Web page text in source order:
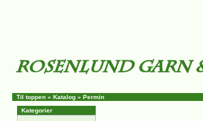
Til toppen » Katalog » Permin
Kategorier